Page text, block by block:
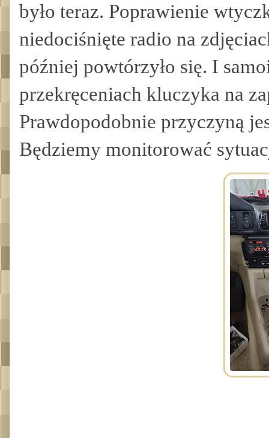
było teraz. Poprawienie
niedociśnięte radio na
później powtórzyło się. I
przekręceniach kluczyka na
Prawdopodobnie przyczyną
Będziemy monitorować